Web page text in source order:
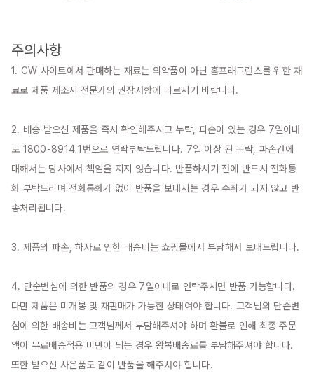
주의사항
1. CW 사이트에서 판매하는 재료는 의약품이 아닌 홈프래그런스를 위한 재
료로 제품 제조시 전문가의 권장사항에 따르시기 바랍니다.
2. 배송 받으신 제품을 즉시 확인해주시고 누락, 파손이 있는 경우 7일이내
로 1800-8914 1번으로 연락부탁드립니다. 7일 이상 된 누락, 파손건에
대해서는 당사에서 책임을 지지 않습니다. 반품하시기 전에 반드시 전화통
화 부탁드리며 전화통화가 없이 반품을 보내시는 경우 수취가 되지 않고 반
송처리됩니다.
3. 제품의 파손, 하자로 인한 배송비는 쇼핑몰에서 부담해서 보내드립니다.
4. 단순변심에 의한 반품의 경우 7일이내로 연락주시면 반품 가능합니다.
다만 제품은 미개봉 및 재판매가 가능한 상태여야 합니다. 고객님의 단순변
심에 의한 배송비는 고객님께서 부담해주셔야 하며 환불로 인해 최종 주문
액이 무료배송적용 미만이 되는 경우 왕복배송료를 부담해주셔야 합니다.
또한 받으신 사은품도 같이 반품을 해주셔야 합니다.